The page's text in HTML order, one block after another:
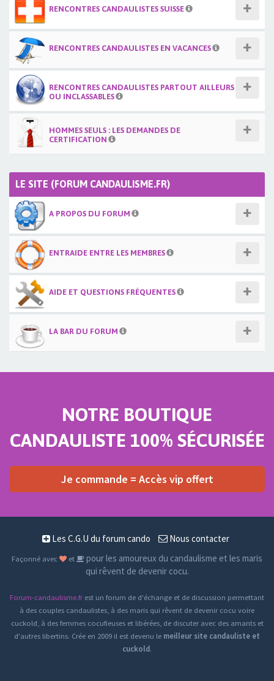
RENCONTRES CANDAULISTES SUISSE
RENCONTRES CANDAULISTES EN VACANCES
RENCONTRES CANDAULISTES PARTOUT AILLEURS
OU INCLASSABLES
HOMMES SEULS : LES DEMANDES DE
CERTIFICATION
LE SITE (FORUM CANDAULISME.FR)
A PROPOS DU FORUM
ENTRAIDE ENTRE LES MEMBRES
AIDE ET QUESTIONS FRÉQUENTES
LA BAR DU FORUM
NOTRE BOUTIQUE
CANDAULISTE 100% SÉCURISÉE
Je commande = Accès vip offert
Les C.G.U du forum cando Nous contacter
Façonné avec et
pour les amoureux du candaulisme et les maris
qui rêvent de devenir cocu.
Forum-candaulisme.frest un forum de d'échange et de discussion permettant
à des couples candaulistes, à des maris qui rêvent de devenir cocu voire
cuckold, à des femmes cocufieuses et libérées, de discuter avec des amants et
d'autres libertins. Crée en 2009 il est devenu le meilleur site candauliste et
cuckold.